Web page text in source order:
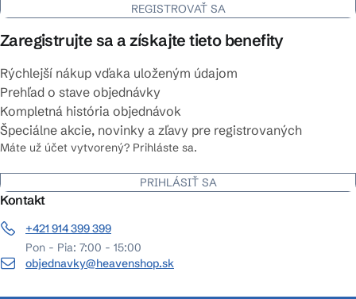
REGISTROVAŤ SA
Zaregistrujte sa a získajte tieto benefity
Rýchlejší nákup vďaka uloženým údajom
Prehľad o stave objednávky
Kompletná história objednávok
Špeciálne akcie, novinky a zľavy pre registrovaných
Máte už účet vytvorený? Prihláste sa.
PRIHLÁSIŤ SA
Kontakt
+421 914 399 399
Pon - Pia: 7:00 - 15:00
objednavky@heavenshop.sk